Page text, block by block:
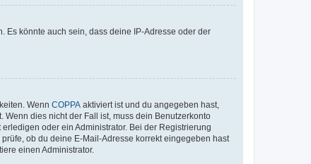
Es könnte auch sein, dass deine IP-Adresse oder der
Wenn COPPA aktiviert ist und du angegeben hast,
dies nicht der Fall ist, muss dein Benutzerkonto
oder ein Administrator. Bei der Registrierung
ob du deine E-Mail-Adresse korrekt eingegeben hast
einen Administrator.